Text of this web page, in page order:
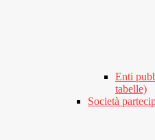
Enti
tabelle)
Società